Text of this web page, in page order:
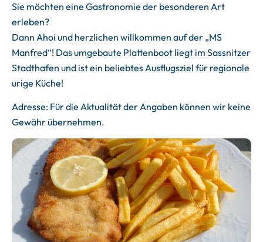
Sie möchten eine Gastronomie der besonderen Art
erleben?
Dann Ahoi und herzlichen willkommen auf der „MS
Manfred“! Das umgebaute Plattenboot liegt im Sassnitzer
Stadthafen und ist ein beliebtes Ausflugsziel für regionale
urige Küche!
Adresse: Für die Aktualität der Angaben können wir keine
Gewähr übernehmen.